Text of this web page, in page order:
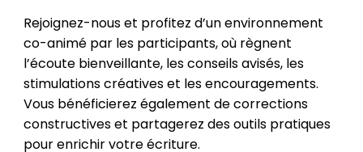
Rejoignez-nous et profitez d’un environnement
co-animé par les participants, où règnent
l’écoute bienveillante, les conseils avisés, les
stimulations créatives et les encouragements.
Vous bénéficierez également de corrections
constructives et partagerez des outils pratiques
pour enrichir votre écriture.